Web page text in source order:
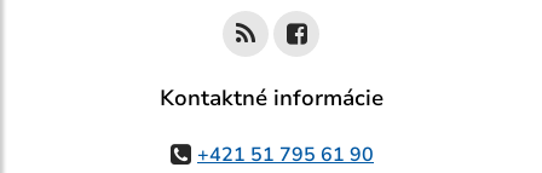
Kontaktné informácie
+421 51 795 61 90